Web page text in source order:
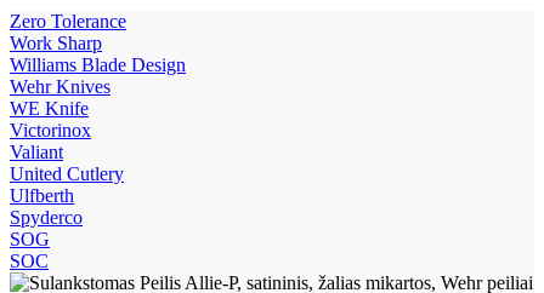
Zero Tolerance
Work Sharp
Williams Blade Design
Wehr Knives
WE Knife
Victorinox
Valiant
United Cutlery
Ulfberth
Spyderco
SOG
SOC